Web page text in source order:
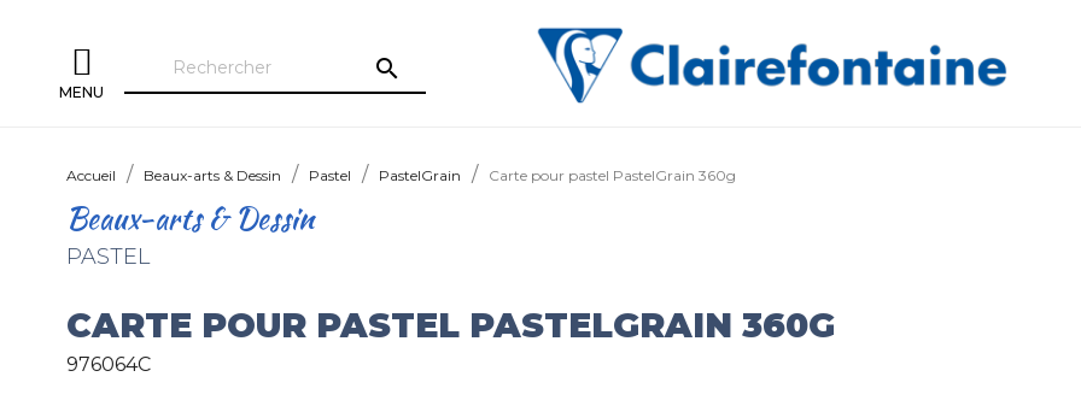
MENU
search
Accueil Beaux-arts & Dessin Pastel PastelGrain Carte pour pastel PastelGrain 360g
Beaux-arts & Dessin
PASTEL
CARTE POUR PASTEL PASTELGRAIN 360G
976064C